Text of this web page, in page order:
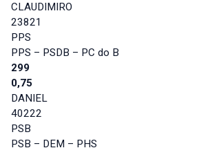
CLAUDIMIRO
23821
PPS
PPS – PSDB – PC do B
299
0,75
DANIEL
40222
PSB
PSB – DEM – PHS